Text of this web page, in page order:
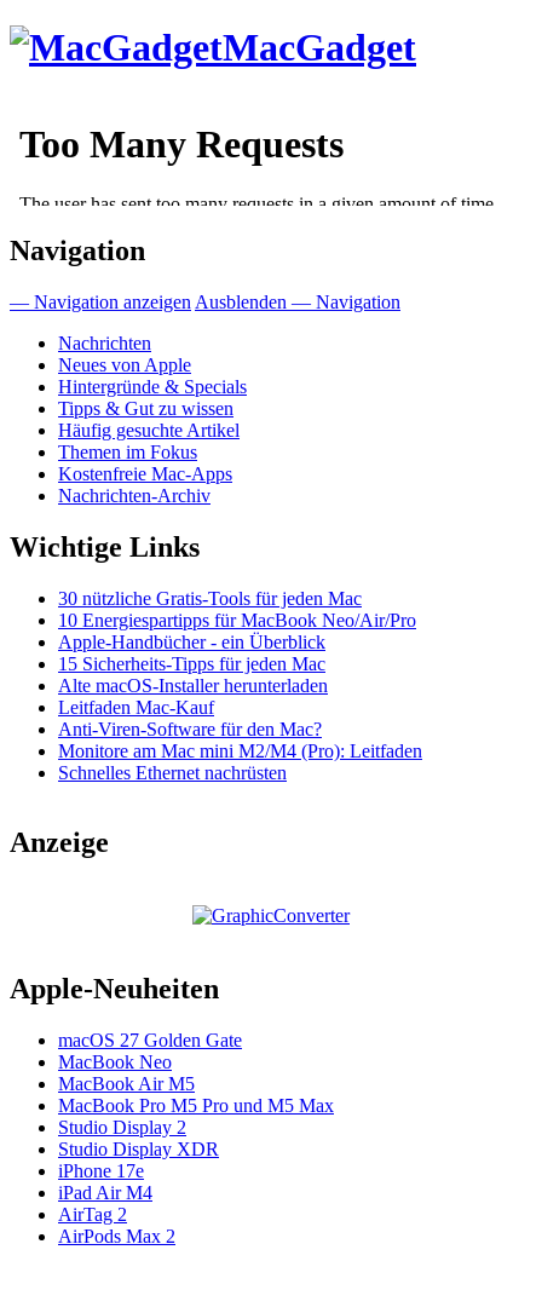
Direkt
zum
MacGadget
Navigation
— Navigation anzeigen Ausblenden — Navigation
Nachrichten
Neues von Apple
Hintergründe & Specials
Tipps & Gut zu wissen
Häufig gesuchte Artikel
Themen im Fokus
Kostenfreie Mac-Apps
Nachrichten-Archiv
Wichtige Links
30 nützliche Gratis-Tools für jeden Mac
10 Energiespartipps für MacBook Neo/Air/Pro
Apple-Handbücher - ein Überblick
15 Sicherheits-Tipps für jeden Mac
Alte macOS-Installer herunterladen
Leitfaden Mac-Kauf
Anti-Viren-Software für den Mac?
Monitore am Mac mini M2/M4 (Pro): Leitfaden
Schnelles Ethernet nachrüsten
Anzeige
Apple-Neuheiten
macOS 27 Golden Gate
MacBook Neo
MacBook Air M5
MacBook Pro M5 Pro und M5 Max
Studio Display 2
Studio Display XDR
iPhone 17e
iPad Air M4
AirTag 2
AirPods Max 2